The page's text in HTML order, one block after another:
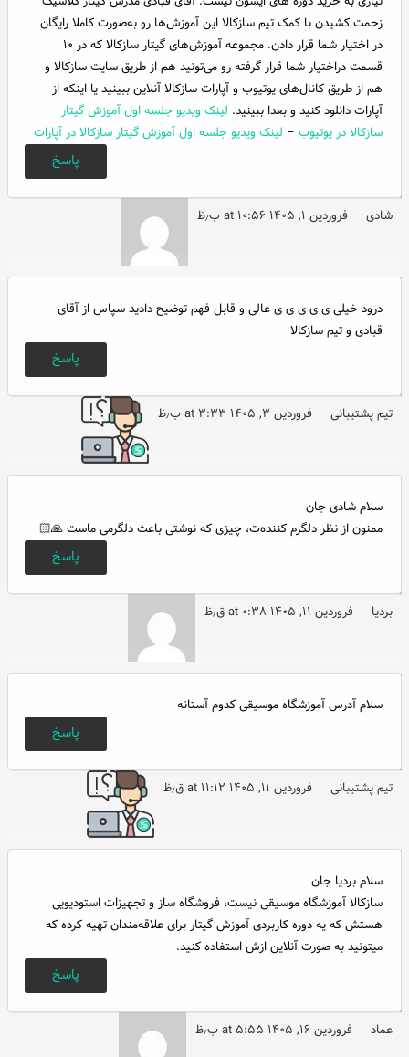
زحمت کشیدن با کمک تیم سازکالا این آموزش‌ها رو به‌صورت کاملا رایگان
در اختیار شما قرار دادن. مجموعه آموزش‌های گیتار سازکالا که در ۱۰
قسمت دراختیار شما قرار گرفته رو می‌تونید هم از طریق سایت سازکالا و
هم از طریق کانال‌های یوتیوب و آپارات سازکالا آنلاین ببینید یا اینکه از
آپارات دانلود کنید و بعدا ببینید. لینک ویدیو جلسه اول آموزش گیتار
سازکالا در یوتیوب – لینک ویدیو جلسه اول آموزش گیتار سازکالا در آپارات
پاسخ
شادی فروردین ۱, ۱۴۰۵ at ۱۰:۵۶ ب٫ظ
درود خیلی ی ی ی ی ی عالی و قابل فهم توضیح دادید سپاس از آقای
قبادی و تیم سازکالا
پاسخ
تیم پشتیبانی فروردین ۳, ۱۴۰۵ at ۳:۳۳ ب٫ظ
سلام شادی جان
ممنون از نظر دلگرم کننده‌ت، چیزی که نوشتی باعث دلگرمی ماست 🙏🏻
پاسخ
بردیا فروردین ۱۱, ۱۴۰۵ at ۰:۳۸ ق٫ظ
سلام آدرس آموزشگاه موسیقی کدوم آستانه
پاسخ
تیم پشتیبانی فروردین ۱۱, ۱۴۰۵ at ۱۱:۱۲ ق٫ظ
سلام بردیا جان
سازکالا آموزشگاه موسیقی نیست، فروشگاه ساز و تجهیزات استودیویی
هستش که یه دوره کاربردی آموزش گیتار برای علاقه‌مندان تهیه کرده که
میتونید به صورت آنلاین ازش استفاده کنید.
پاسخ
عماد فروردین ۱۶, ۱۴۰۵ at ۵:۵۵ ب٫ظ